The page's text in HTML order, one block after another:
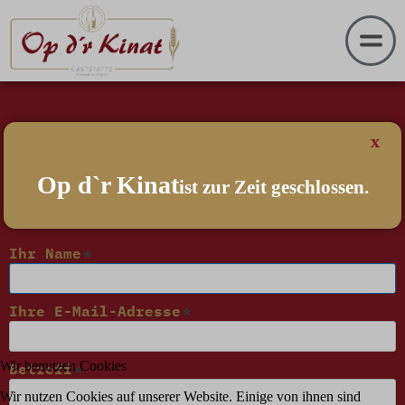
Kontakt
Ihr Name
Ihre E-Mail-Adresse
Betreff
x
Op d`r Kinatist zur Zeit geschlossen.
Wir benutzen Cookies
Wir nutzen Cookies auf unserer Website. Einige von ihnen sind